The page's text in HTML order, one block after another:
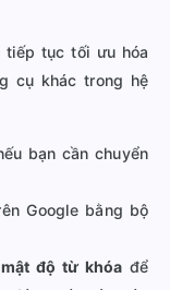
tiếp tục tối ưu hóa
cụ khác trong hệ
bạn cần chuyển
Google bằng bộ
độ từ khóa để